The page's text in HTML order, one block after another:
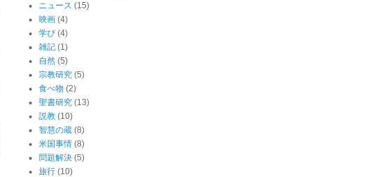
ニュース (15)
映画 (4)
学び (4)
雑記 (1)
自然 (5)
宗教研究 (5)
食べ物 (2)
聖書研究 (13)
説教 (10)
智慧の蔵 (8)
米国事情 (8)
問題解決 (5)
旅行 (10)